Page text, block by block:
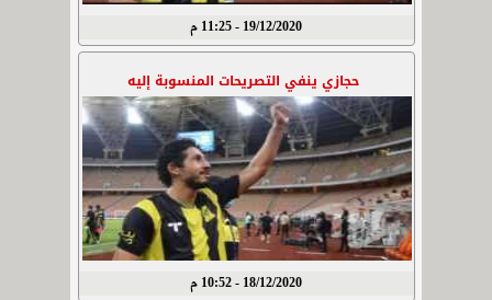
19/12/2020 - 11:25 م
حجازي ينفي التصريحات المنسوبة إليه
18/12/2020 - 10:52 م